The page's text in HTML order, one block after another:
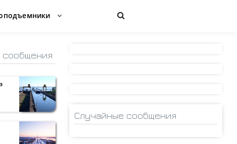
Случайные сообщения